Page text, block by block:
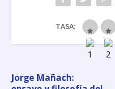
TASA:
Jorge Mañach: